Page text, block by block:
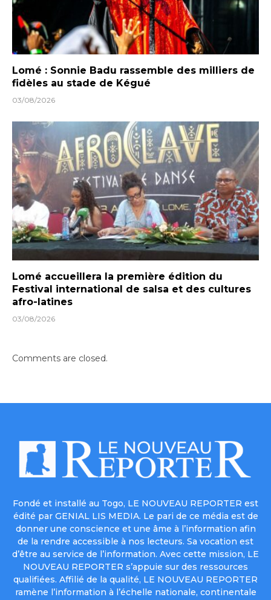
Lomé : Sonnie Badu rassemble des milliers de
fidèles au stade de Kégué
03/08/2026
Lomé accueillera la première édition du
Festival international de salsa et des cultures
afro-latines
03/08/2026
Comments are closed.
Fondé et installé au Togo, LE NOUVEAU REPORTER est
édité par GENIAL LIS MEDIA. Le pari de ce média est de
donner une conscience et une âme à l’information afin
de la rendre accessible à nos lecteurs. Sa vocation est
d’être au service de l’information. Avec cette mission, LE
NOUVEAU REPORTER s’appuie sur des ressources
qualifiées. Affilié de la qualité, LE NOUVEAU REPORTER
ramène l’information à l’échelle nationale, continentale